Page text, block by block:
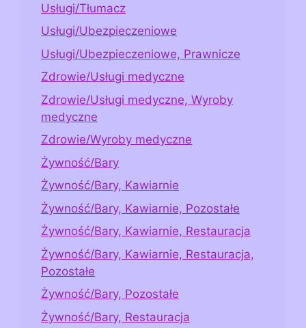
Usługi/Tłumacz
Usługi/Ubezpieczeniowe
Usługi/Ubezpieczeniowe, Prawnicze
Zdrowie/Usługi medyczne
Zdrowie/Usługi medyczne, Wyroby
medyczne
Zdrowie/Wyroby medyczne
Żywność/Bary
Żywność/Bary, Kawiarnie
Żywność/Bary, Kawiarnie, Pozostałe
Żywność/Bary, Kawiarnie, Restauracja
Żywność/Bary, Kawiarnie, Restauracja,
Pozostałe
Żywność/Bary, Pozostałe
Żywność/Bary, Restauracja